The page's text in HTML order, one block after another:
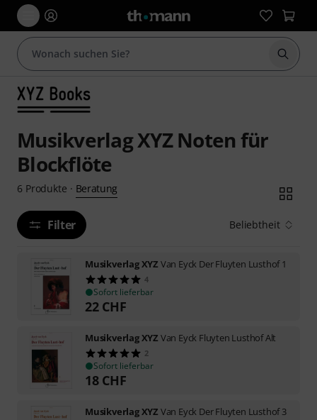
Suche
Musikverlag XYZ Noten für
Blockflöte
6 Produkte · Beratung
Filter Beliebtheit
Musikverlag XYZ Van Eyck Der Fluyten Lusthof 1
4
Sofort lieferbar
22 CHF
Musikverlag XYZ Van Eyck Fluyten Lusthof Alt
2
Sofort lieferbar
18 CHF
Musikverlag XYZ Van Eyck Der Fluyten Lusthof 3